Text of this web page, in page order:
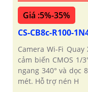
Giá :5%-35%
CS-CB8c-R100-
Camera Wi-Fi Quay
cảm biến CMOS 1/
ngang 340° và dọc
mét. Hỗ trợ nén H